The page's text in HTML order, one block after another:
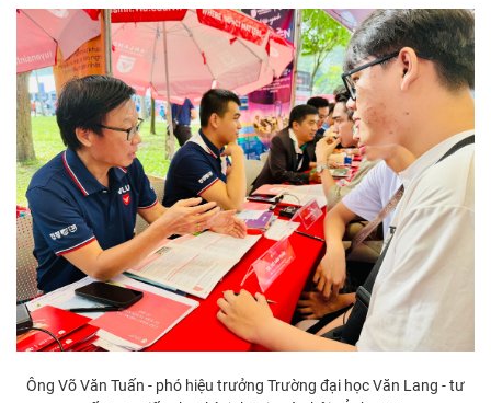
Ông Võ Văn Tuấn - phó hiệu trưởng Trường đại học Văn Lang - tư